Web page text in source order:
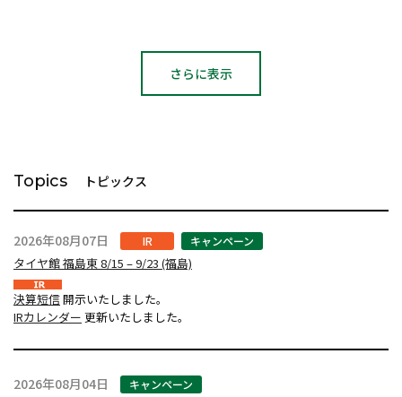
さらに表示
Topics トピックス
2026年08月07日 IR キャンペーン
タイヤ館 福島東 8/15 – 9/23 (福島)
決算短信開示いたしました。
IRカレンダー 更新いたしました。
2026年08月04日 キャンペーン